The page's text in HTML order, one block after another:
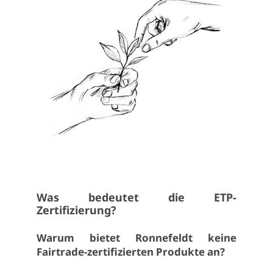
Was bedeutet die ETP-
Zertifizierung?
Warum bietet Ronnefeldt keine
Fairtrade-zertifizierten Produkte an?